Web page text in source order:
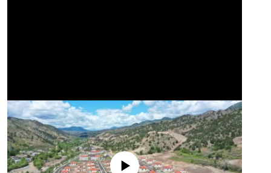
No media source currently available